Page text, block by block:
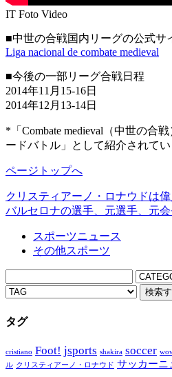
IT Foto Video
■中世の合戦国内リーグの公式サ
Liga nacional de combate medieval
■今後の一部リーグ合戦日程
2014年11月15-16日
2014年12月13-14日
*「Combate medieval（中世の合
ードバトル」として紹介されてい
ページトップへ
クリスティアーノ・ロナウドは偉
バルセロナの選手、元選手、元
スポーツニュース
その他スポーツ
タグ
cristiano Foot! jsports shakira soccer
ル クリスティアーノ・ロナウド サッカーニ